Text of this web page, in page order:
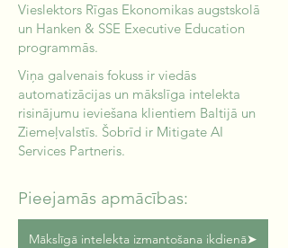
Vieslektors Rīgas Ekonomikas augstskolā
un Hanken & SSE Executive Education
programmās.
Viņa galvenais fokuss ir viedās
automatizācijas un mākslīga intelekta
risinājumu ieviešana klientiem Baltijā un
Ziemeļvalstīs. Šobrīd ir Mitigate AI
Services Partneris.
Pieejamās apmācības:
Mākslīgā intelekta izmantošana ikdienā➤